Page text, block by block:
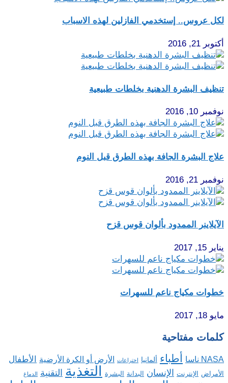
لكل عروس.. إستخدمي الفازلين لهذه الاسباب
أكتوبر 21, 2016
تنظيف البشرة الدهنية بخلطات طبيعية
نوفمبر 10, 2016
علاج البشرة الجافة بهذه الطرق قبل النوم
نوفمبر 21, 2016
الآيلاينر الممدود بألوان قوس قزح
يناير 15, 2017
خطوات مكياج ناعم للسهرات
مايو 18, 2017
كلمات مفتاحية
NASA ناسا أطباء ألمانيا اختراعات الأرض أو الكرة الأرضية الأطفال
الأمراض الإنترنت الإنسان البدانة البشرة التغذية التقنية الدماغ